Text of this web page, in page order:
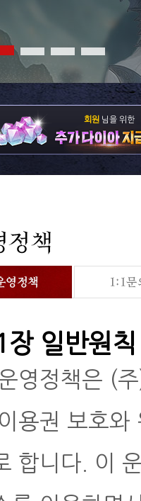
회원 님을 위한
장 일반원칙
영정책은 (
용권 보호와
합니다. 이